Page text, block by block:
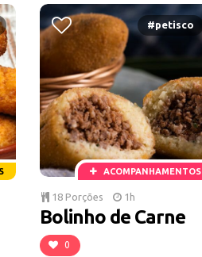
#petisco
ACOMPANHAMENTOS
18 Porções 1h
Bolinho de Carne
0